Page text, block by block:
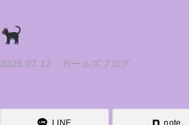
2025.07.12 ガールズブログ
LINE note